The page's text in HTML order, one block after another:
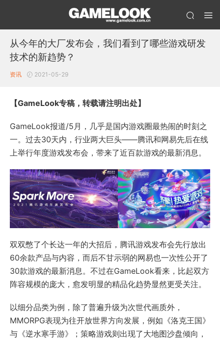
从今年的大厂发布会，我们看到了哪些游戏研发
技术的新趋势？
资讯 2021-05-29
【GameLook专稿，转载请注明出处】
GameLook报道/5月，几乎是国内游戏圈最热闹的时刻之
一。过去30天内，行业两大巨头——腾讯和网易先后在线
上举行年度游戏发布会，带来了近百款游戏的最新消息。
双双憋了个长达一年的大招后，腾讯游戏发布会先行放出
60余款产品与内容，而后不甘示弱的网易也一次性公开了
30款游戏的最新消息。不过在GameLook看来，比起双方
阵容规模的庞大，愈发明显的精品化趋势显然更受关注。
以细分品类为例，除了普遍升级为次世代画质外，
MMORPG表现为往开放世界方向发展，例如《洛克王国》
与《逆水寒手游》；策略游戏则出现了大地图沙盘倾向，